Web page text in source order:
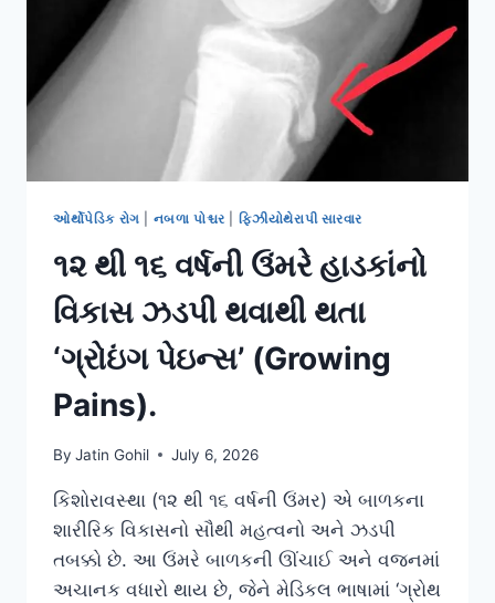
ઓર્થોપેડિક રોગ નબળા પોશ્ચર ફિઝીયોથેરાપી સારવાર
૧૨ થી ૧૬ વર્ષની ઉંમરે હાડકાંનો
વિકાસ ઝડપી થવાથી થતા
‘ગ્રોઇંગ પેઇન્સ’ (Growing
Pains).
By Jatin Gohil July 6, 2026
કિશોરાવસ્થા (૧૨ થી ૧૬ વર્ષની ઉંમર) એ બાળકના
શારીરિક વિકાસનો સૌથી મહત્વનો અને ઝડપી
તબક્કો છે. આ ઉંમરે બાળકની ઊંચાઈ અને વજનમાં
અચાનક વધારો થાય છે, જેને મેડિકલ ભાષામાં ‘ગ્રોથ